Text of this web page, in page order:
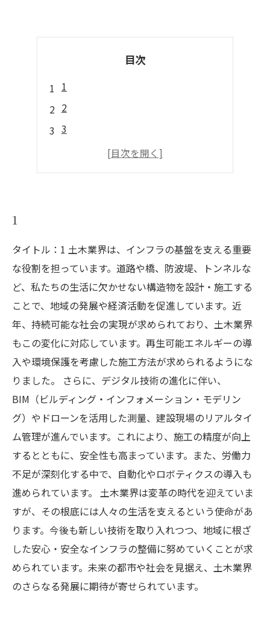
目次
1
2
3
5
1
タイトル：1 土木業界は、インフラの基盤を支える重要
な役割を担っています。道路や橋、防波堤、トンネルな
ど、私たちの生活に欠かせない構造物を設計・施工する
ことで、地域の発展や経済活動を促進しています。近
年、持続可能な社会の実現が求められており、土木業界
もこの変化に対応しています。再生可能エネルギーの導
入や環境保護を考慮した施工方法が求められるようにな
りました。 さらに、デジタル技術の進化に伴い、
BIM（ビルディング・インフォメーション・モデリン
グ）やドローンを活用した測量、建設現場のリアルタイ
ム管理が進んでいます。これにより、施工の精度が向上
するとともに、安全性も高まっています。また、労働力
不足が深刻化する中で、自動化やロボティクスの導入も
進められています。 土木業界は変革の時代を迎えていま
すが、その根底には人々の生活を支えるという使命があ
ります。今後も新しい技術を取り入れつつ、地域に根ざ
した安心・安全なインフラの整備に努めていくことが求
められています。未来の都市や社会を見据え、土木業界
のさらなる発展に期待が寄せられています。